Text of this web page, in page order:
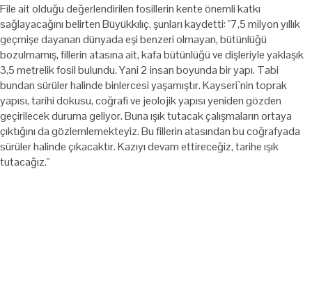
File ait olduğu değerlendirilen fosillerin kente önemli katkı
sağlayacağını belirten Büyükkılıç, şunları kaydetti: "7,5 milyon yıllık
geçmişe dayanan dünyada eşi benzeri olmayan, bütünlüğü
bozulmamış, fillerin atasına ait, kafa bütünlüğü ve dişleriyle yaklaşık
3,5 metrelik fosil bulundu. Yani 2 insan boyunda bir yapı. Tabi
bundan sürüler halinde binlercesi yaşamıştır. Kayseri`nin toprak
yapısı, tarihi dokusu, coğrafi ve jeolojik yapısı yeniden gözden
geçirilecek duruma geliyor. Buna ışık tutacak çalışmaların ortaya
çıktığını da gözlemlemekteyiz. Bu fillerin atasından bu coğrafyada
sürüler halinde çıkacaktır. Kazıyı devam ettireceğiz, tarihe ışık
tutacağız."